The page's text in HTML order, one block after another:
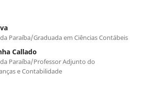
Paraíba/Graduada em Ciências Contábeis
Callado
Paraíba/Professor Adjunto do
e Contabilidade